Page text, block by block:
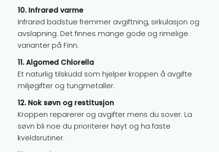
10. Infrarød varme
Infrarød badstue fremmer avgiftning, sirkulasjon og
avslapning. Det finnes mange gode og rimelige
varianter på Finn.
11. Algomed Chlorella
Et naturlig tilskudd som hjelper kroppen å avgifte
miljøgifter og tungmetaller.
12. Nok søvn og restitusjon
Kroppen reparerer og avgifter mens du sover. La
søvn bli noe du prioriterer høyt og ha faste
kveldsrutiner.